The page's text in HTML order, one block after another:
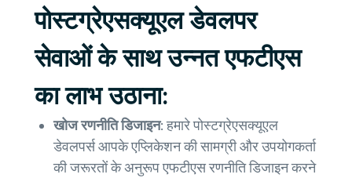
पोस्टग्रेएसक्यूएल डेवलपर
सेवाओं के साथ उन्नत एफटीएस
का लाभ उठाना:
खोज रणनीति डिजाइन:हमारे पोस्टग्रेएसक्यूएल
डेवलपर्स आपके एप्लिकेशन की सामग्री और उपयोगकर्ता
की जरूरतों के अनुरूप एफटीएस रणनीति डिजाइन करने